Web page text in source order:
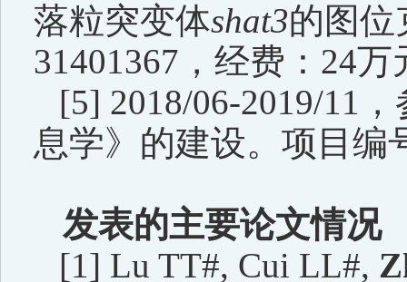
落粒突变体shat3的图位
31401367 ， 经费： 24万
[5] 2018/06-2019/11
息学》的建设。项目编
发表的主要论文情况
[1] Lu TT#, Cui LL#,